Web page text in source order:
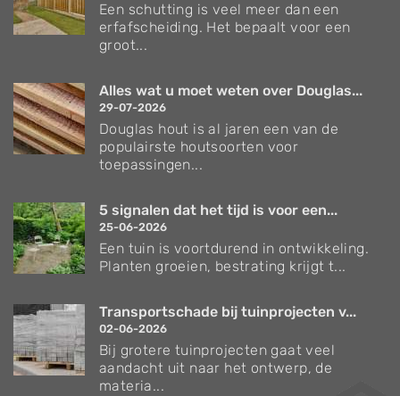
Een schutting is veel meer dan een
erfafscheiding. Het bepaalt voor een
groot...
Alles wat u moet weten over Douglas...
29-07-2026
Douglas hout is al jaren een van de
populairste houtsoorten voor
toepassingen...
5 signalen dat het tijd is voor een...
25-06-2026
Een tuin is voortdurend in ontwikkeling.
Planten groeien, bestrating krijgt t...
Transportschade bij tuinprojecten v...
02-06-2026
Bij grotere tuinprojecten gaat veel
aandacht uit naar het ontwerp, de
materia...